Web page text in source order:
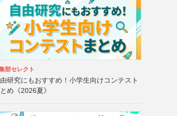
部セレクト
研究にもおすすめ！小学生向けコンテスト
め《2026夏》